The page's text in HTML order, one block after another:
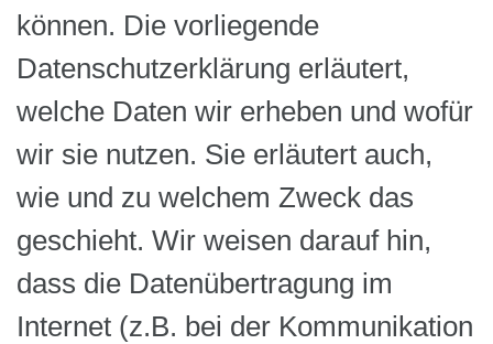
können. Die vorliegende
Datenschutzerklärung erläutert,
welche Daten wir erheben und wofür
wir sie nutzen. Sie erläutert auch,
wie und zu welchem Zweck das
geschieht. Wir weisen darauf hin,
dass die Datenübertragung im
Internet (z.B. bei der Kommunikation